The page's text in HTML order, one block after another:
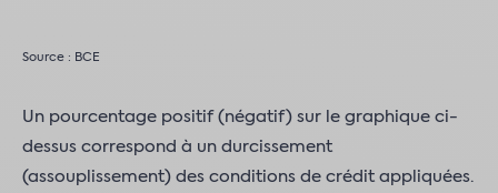
Source : BCE
Un pourcentage positif (négatif) sur le graphique ci-
dessus correspond à un durcissement
(assouplissement) des conditions de crédit appliquées.